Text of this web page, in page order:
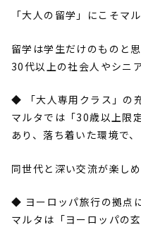
「大人の留学」にこそマ
留学は学生だけのものと
30代以上の社会人やシニ
◆ 「大人専用クラス」の
マルタでは「30歳以上限
あり、落ち着いた環境で、
同世代と深い交流が楽しめ
◆ ヨーロッパ旅行の拠点
マルタは「ヨーロッパの